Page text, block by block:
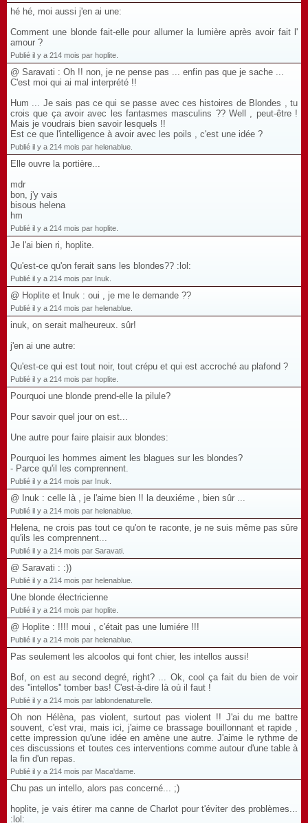
hé hé, moi aussi j'en ai une:
Comment une blonde fait-elle pour allumer la lumière après avoir fait l'
amour ?
Publié il y a 214 mois par hoplite.
@ Saravati : Oh !! non, je ne pense pas ... enfin pas que je sache ...
C'est moi qui ai mal interprété !!
Hum ... Je sais pas ce qui se passe avec ces histoires de Blondes , tu
crois que ça avoir avec les fantasmes masculins ?? Well , peut-être !
Mais je voudrais bien savoir lesquels !!
Est ce que l'intelligence à avoir avec les poils , c'est une idée ?
Publié il y a 214 mois par helenablue.
Elle ouvre la portière...
mdr
bon, j'y vais
bisous helena
hm
Publié il y a 214 mois par hoplite.
Je l'ai bien ri, hoplite.
Qu'est-ce qu'on ferait sans les blondes?? :lol:
Publié il y a 214 mois par Inuk.
@ Hoplite et Inuk : oui , je me le demande ??
Publié il y a 214 mois par helenablue.
inuk, on serait malheureux. sûr!
j'en ai une autre:
Qu'est-ce qui est tout noir, tout crépu et qui est accroché au plafond ?
Publié il y a 214 mois par hoplite.
Pourquoi une blonde prend-elle la pilule?
Pour savoir quel jour on est...
Une autre pour faire plaisir aux blondes:
Pourquoi les hommes aiment les blagues sur les blondes?
- Parce qu'il les comprennent.
Publié il y a 214 mois par Inuk.
@ Inuk : celle là , je l'aime bien !! la deuxiéme , bien sûr ...
Publié il y a 214 mois par helenablue.
Helena, ne crois pas tout ce qu'on te raconte, je ne suis même pas sûre
qu'ils les comprennent...
Publié il y a 214 mois par Saravati.
@ Saravati : :))
Publié il y a 214 mois par helenablue.
Une blonde électricienne
Publié il y a 214 mois par hoplite.
@ Hoplite : !!!! moui , c'était pas une lumiére !!!
Publié il y a 214 mois par helenablue.
Pas seulement les alcoolos qui font chier, les intellos aussi!
Bof, on est au second degré, right? ... Ok, cool ça fait du bien de voir
des ''intellos'' tomber bas! C'est-à-dire là où il faut !
Publié il y a 214 mois par lablondenaturelle.
Oh non Hélèna, pas violent, surtout pas violent !! J'ai du me battre
souvent, c'est vrai, mais ici, j'aime ce brassage bouillonnant et rapide ,
cette impression qu'une idée en amène une autre. J'aime le rythme de
ces discussions et toutes ces interventions comme autour d'une table à
la fin d'un repas.
Publié il y a 214 mois par Maca'dame.
Chu pas un intello, alors pas concerné... ;)
hoplite, je vais étirer ma canne de Charlot pour t'éviter des problèmes...
:lol: